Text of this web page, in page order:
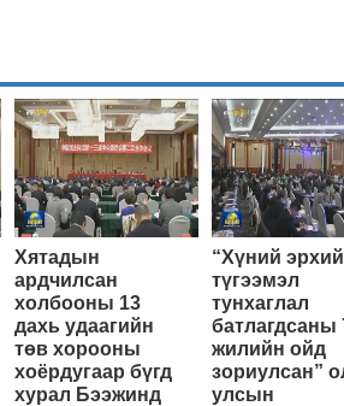
Хятадын
ардчилсан
холбооны 13
дахь удаагийн
төв хорооны
хоёрдугаар бүгд
хурал Бээжинд
“Хүний
түгээмэл
тунхаглал
батлагдсаны
жилийн ойд
зориулсан”
улсын